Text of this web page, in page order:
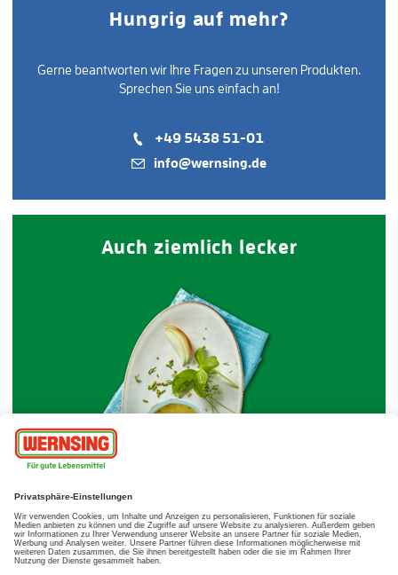
Hungrig auf mehr?
Gerne beantworten wir Ihre Fragen zu unseren Produkten.
Sprechen Sie uns einfach an!
+49 5438 51-01
info@wernsing.de
Auch ziemlich lecker
Dressings